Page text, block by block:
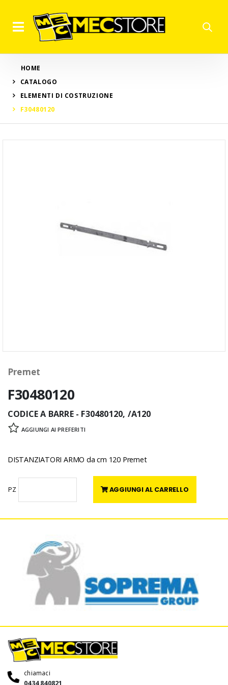
HOME
CATALOGO
ELEMENTI DI COSTRUZIONE
F30480120
Premet
F30480120
CODICE A BARRE - F30480120, /A120
AGGIUNGI AI PREFERITI
DISTANZIATORI ARMO da cm 120 Premet
PZ AGGIUNGI AL CARRELLO
chiamaci
0434 840821